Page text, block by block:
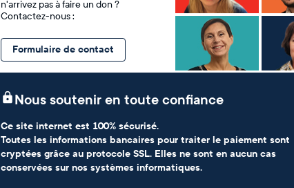
n'arrivez pas à faire un don ?
Contactez-nous :
Formulaire de contact
Nous soutenir en toute confiance
Ce site internet est 100% sécurisé.
Toutes les informations bancaires pour traiter le paiement sont
cryptées grâce au protocole SSL. Elles ne sont en aucun cas
conservées sur nos systèmes informatiques.